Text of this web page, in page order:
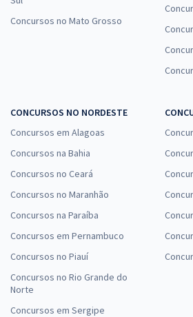
UFRGS - Universidade Federal do Rio
Ética e Legislação para os Cargos de
à vista
R$
Comprar
UFRGS - Universidade Federal do Rio
Raciocínio Lógico para os Cargos de
à vista
Concursos no Mato Grosso
CONCURSOS NO NORDESTE
Concursos em Alagoas
Concursos na Bahia
Concursos no Ceará
Concursos no Maranhão
Concursos na Paraíba
Concursos em Pernambuco
Concursos no Piauí
Concursos no Rio Grande do
Norte
Concursos em Sergipe